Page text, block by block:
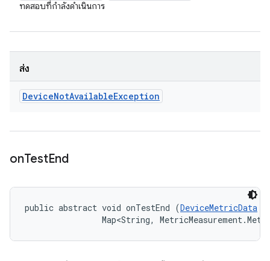
ทดสอบที่กำลังดำเนินการ
ส่ง
DeviceNotAvailableException
onTestEnd
public abstract void onTestEnd (DeviceMetricData
Map<String,